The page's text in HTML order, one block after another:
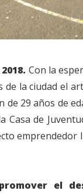
Con la
de la ciudad el
de 29 años de
Casa de
emprendedor
el